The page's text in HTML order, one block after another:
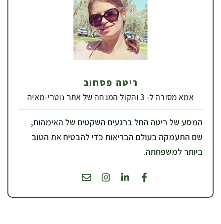
ריטה פסחוב
אמא מסורה ל- 3 והקול המנחה של אתר נוטרי-מאיה
המסע של ריטה החל ברגעים השקטים של האימהות,
שם התעמקה בעולם הבריאות כדי להבטיח את הטוב
ביותר למשפחתה.